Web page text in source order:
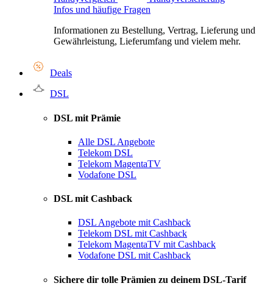
Infos und häufige Fragen
Informationen zu Bestellung, Vertrag, Lieferung und
Gewährleistung, Lieferumfang und vielem mehr.
Deals
DSL
DSL mit Prämie
Alle DSL Angebote
Telekom DSL
Telekom MagentaTV
Vodafone DSL
DSL mit Cashback
DSL Angebote mit Cashback
Telekom DSL mit Cashback
Telekom MagentaTV mit Cashback
Vodafone DSL mit Cashback
Sichere dir tolle Prämien zu deinem DSL-Tarif